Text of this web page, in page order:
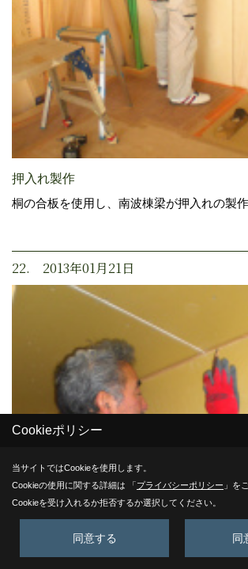
押入れ製作
桐の合板を使用し、南波棟梁が押入れの製作
22. 2013年01月21日
Cookieポリシー
当サイトではCookieを使用します。
Cookieの使用に関する詳細は 「プライバシーポリシー 」を
Cookieを受け入れるか拒否するか選択してください。
同意する 同